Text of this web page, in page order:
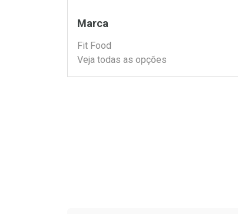
Filtros
Marca
Fit Food
Veja todas as opções